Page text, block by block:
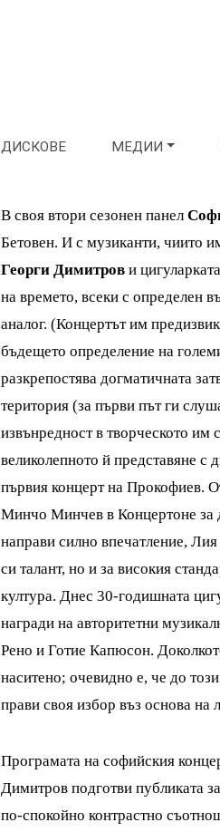
ДИСКОВЕ МЕДИИ
В своя втори сезонен панел
Бетовен. И с музиканти, чиито
Георги Димитров и
на времето, всеки с определен
аналог. (Концертът им
бъдещето определение на
разкрепостява догматичната
територия (за първи път ги
извънредност в творческото
великолепното й представяне
първия концерт на Прокофиев.
Минчо Минчев в Концертоне за
направи силно впечатление,
си талант, но и за високия
култура. Днес 30-годишната
награди на авторитетни
Рено и Готие Капюсон.
наситено; очевидно е, че до
прави своя избор въз основа на
Програмата на софийския
Димитров подготви публиката
по-спокойно контрастно